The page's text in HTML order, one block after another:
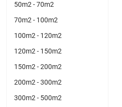
50m2 - 70m2
70m2 - 100m2
100m2 - 120m2
120m2 - 150m2
150m2 - 200m2
200m2 - 300m2
300m2 - 500m2